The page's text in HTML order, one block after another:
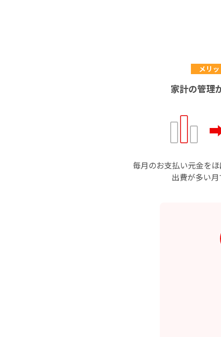
メリ
家計の管理
毎月のお支払い元金を
出費が多い